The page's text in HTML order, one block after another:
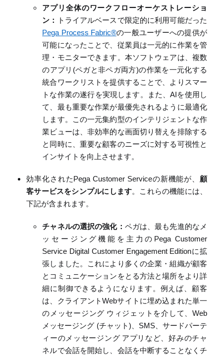
アプリ全体のワークフローオーケストレーショ
ン：
トライアルベースで限定的に利用可能だった
Pega Process Fabric®の一般ユーザーへの提供が
可能になったことで、 従業員は一元的に作業を管
理・モニターできます。本ソフトウェアは、複数
のアプリ (ペガと非ペガ両方)の作業を一元化する
統合 ワークリストを提供することで、よりスマー
トな作業の遂行を実現します。
また、AI を使用し
て、最も重要な作業が最優先されるように最適化
します。この一元集約型のインテリジェントな作
業ビューは、非効率的な画面切り替えを排除する
と同時に、 重要な顧客のニーズに対する可視性と
インサイトを向上させます。
効率化された Pega Customer Serviceの新機能が、顧
客サービスをシンプルにします。これらの機能には、
下記が含まれます。
チャネルの選択の強化： ペガは、最も先進的なメ
ッセージング機能を主力の Pega Customer
Service Digital Customer Engagement Editionに拡
張しました。これにより多くの企業・組織が顧客
とコミュニケーションをとる方法と場所をより詳
細に制御できるようになります。例えば、顧客
は、クライアントWebサイトに埋め込まれた単一
のメッセージング ウィジェットを介して、Web
メッセージング (チャット) SMS、サードパーテ
ィーのメッセージング アプリなど、好みのチャ
ネルで会話を開始し、会話を中断することなくチ